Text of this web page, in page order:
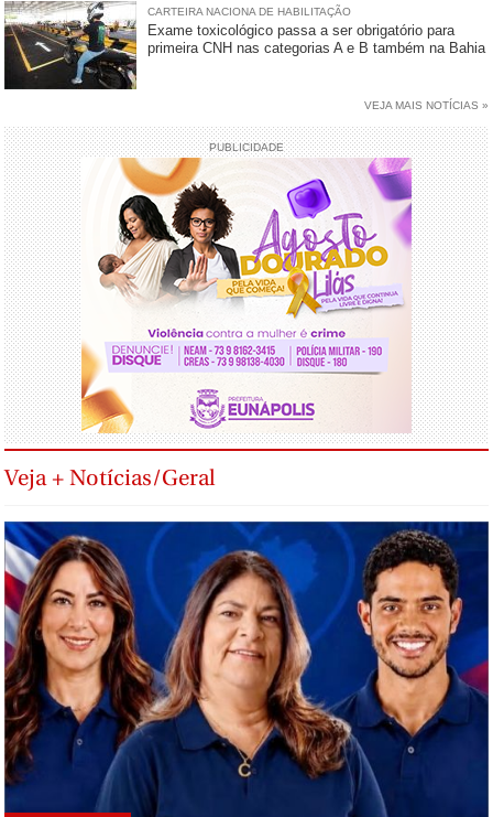
CARTEIRA NACIONA DE HABILITAÇÃO
Exame toxicológico passa a ser obrigatório para
primeira CNH nas categorias A e B também na Bahia
VEJA MAIS NOTÍCIAS »
PUBLICIDADE
Veja + Notícias/Geral